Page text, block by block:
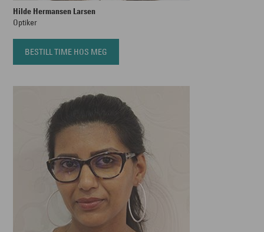
Hilde Hermansen Larsen
Optiker
BESTILL TIME HOS MEG